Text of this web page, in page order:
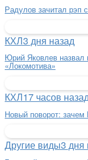
Радулов зачитал рэп
КХЛ3 дня назад
Юрий Яковлев назвал
«Локомотива»
КХЛ17 часов
Новый поворот: зачем
Другие виды3 дня